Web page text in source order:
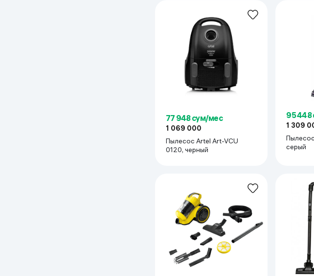
77 948 сум/мес
1 069 000
Пылесос Artel Art-VCU
0120, черный
95 448
1 309
серый